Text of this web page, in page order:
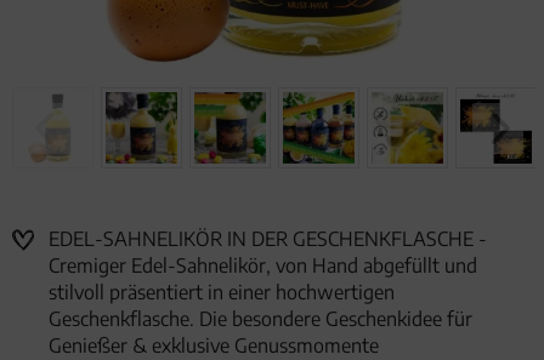
EDEL-SAHNELIKÖR IN DER GESCHENKFLASCHE -
Cremiger Edel-Sahnelikör, von Hand abgefüllt und
stilvoll präsentiert in einer hochwertigen
Geschenkflasche. Die besondere Geschenkidee für
Genießer & exklusive Genussmomente